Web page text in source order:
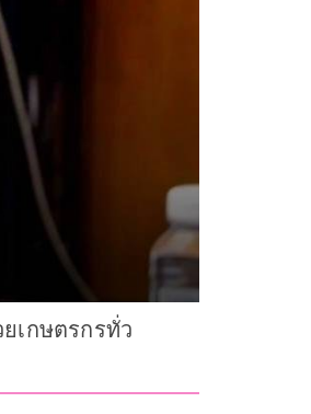
เกษตรกรทั่ว